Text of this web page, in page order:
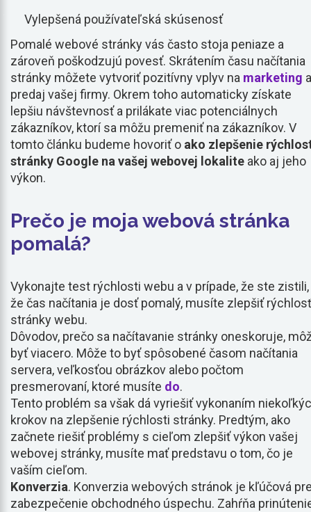
Vylepšená používateľská skúsenosť
Pomalé webové stránky vás často stoja peniaze a
zároveň poškodzujú povesť. Skrátením času načítania
stránky môžete vytvoriť pozitívny vplyv na marketing a
predaj vašej firmy. Okrem toho automaticky získate
lepšiu návštevnosť a prilákate viac potenciálnych
zákazníkov, ktorí sa môžu premeniť na zákazníkov. V
tomto článku budeme hovoriť o ako zlepšenie
stránky Google na vašej webovej lokalite ako aj jeho
výkon.
Prečo je moja webová stránka
pomalá?
Vykonajte test rýchlosti webu a v prípade, že ste zistili,
že čas načítania je dosť pomalý, musíte zlepšiť rýchlosť
stránky webu.
Dôvodov, prečo sa načítavanie stránky oneskoruje,
byť viacero. Môže to byť spôsobené časom načítania
servera, veľkosťou obrázkov alebo počtom
presmerovaní, ktoré musíte do.
Tento problém sa však dá vyriešiť vykonaním
krokov na zlepšenie rýchlosti stránky. Predtým, ako
začnete riešiť problémy s cieľom zlepšiť výkon vašej
webovej stránky, musíte mať predstavu o tom, čo je
vaším cieľom.
Konverzia. Konverzia webových stránok je kľúčová
zabezpečenie obchodného úspechu. Zahŕňa